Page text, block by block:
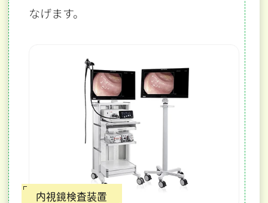
なげます。
内視鏡検査装置